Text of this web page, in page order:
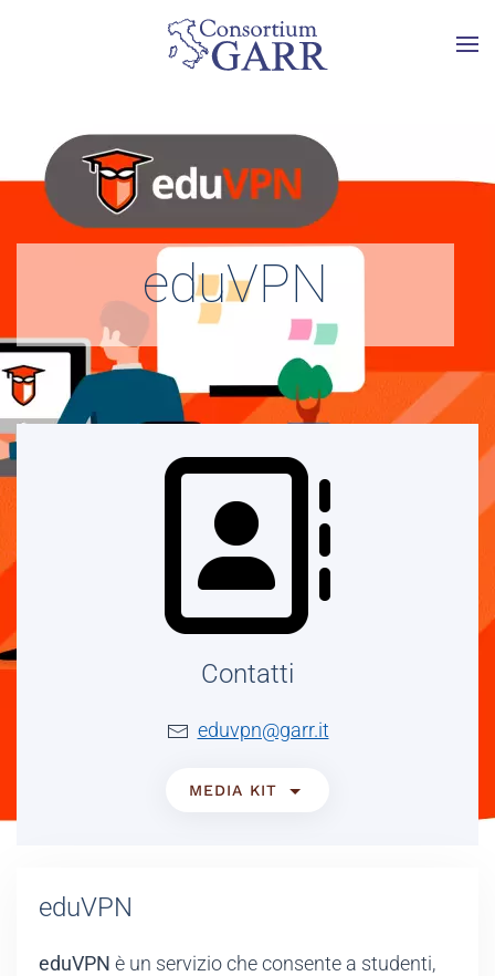
Skip to main content
eduVPN
Contatti
eduvpn@garr.it
MEDIA KIT
eduVPN
eduVPN è un servizio che consente a studenti,